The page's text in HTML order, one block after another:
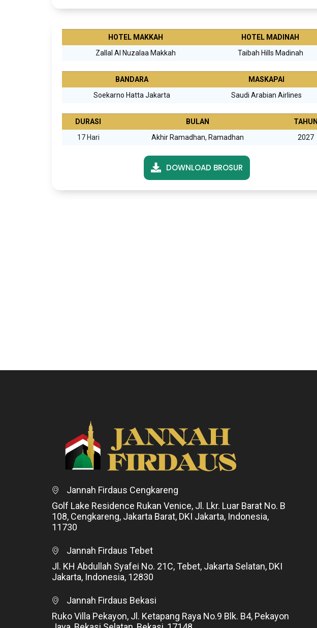
HOTEL MAKKAH
HOTEL MADINAH
Zallal Al Nuzalaa Makkah
Taibah Hills Madinah
BANDARA
MASKAPAI
Soekarno Hatta Jakarta
Saudi Arabian Airlines
DURASI BULAN
TAHUN
17 Hari
Akhir Ramadhan, Ramadhan 2027
DOWNLOAD BROSUR
Jannah Firdaus Cengkareng
Golf Lake Residence Rukan Venice, Jl. Lkr. Luar Barat No. B
108, Cengkareng, Jakarta Barat, DKI Jakarta, Indonesia,
11730
Jannah Firdaus Tebet
Jl. KH Abdullah Syafei No. 21C, Tebet, Jakarta Selatan, DKI
Jakarta, Indonesia, 12830
Jannah Firdaus Bekasi
Ruko Villa Pekayon, Jl. Ketapang Raya No.9 Blk. B4, Pekayon